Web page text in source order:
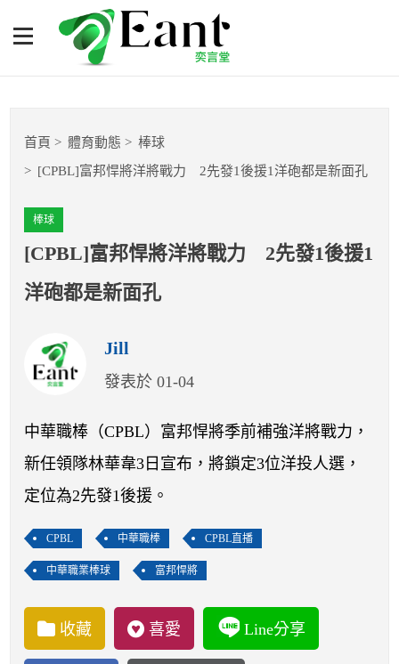
[CPBL]富邦悍將洋將戰力
2先發1後援1洋砲都是新面
籃球
球隊數據
運彩報報
明星分析師
首頁 體育動態 棒球
[CPBL]富邦悍將洋將戰力 2先發1後援1洋砲都是新面孔
棒球
[CPBL]富邦悍將洋將戰力 2先發1後援1
洋砲都是新面孔
Jill
發表於 01-04
中華職棒（CPBL）富邦悍將季前補強洋將戰力，
新任領隊林華韋3日宣布，將鎖定3位洋投人選，
定位為2先發1後援。
CPBL 中華職棒 CPBL直播
中華職業棒球 富邦悍將
收藏 喜愛 Line分享